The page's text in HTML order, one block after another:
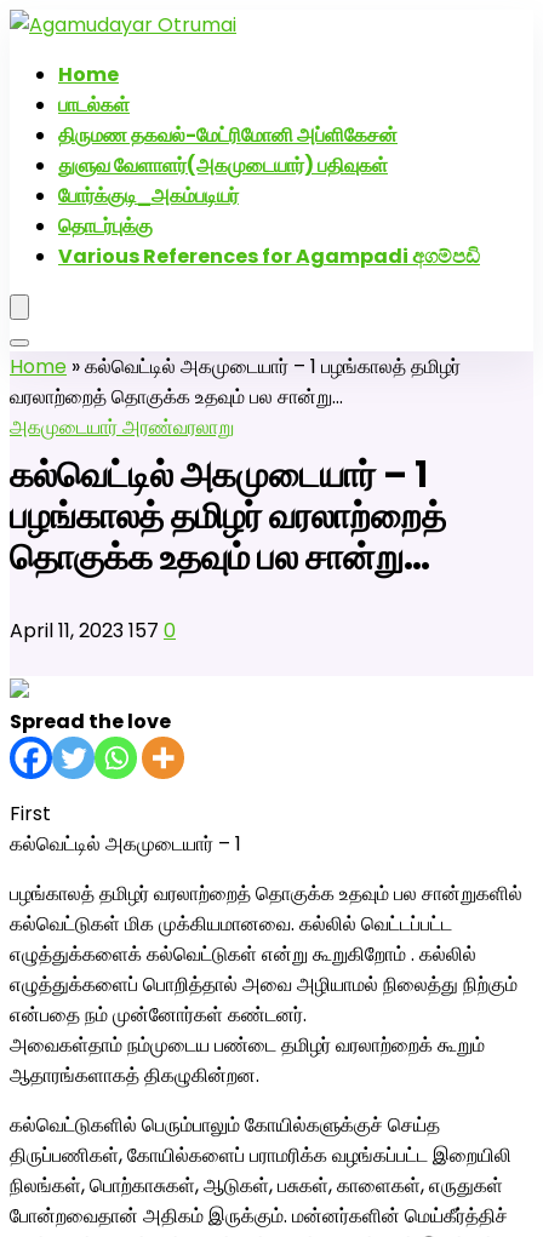
Home
பாடல்கள்
திருமண தகவல்-மேட்ரிமோனி அப்ளிகேசன்
துளுவ வேளாளர்(அகமுடையார்) பதிவுகள்
போர்க்குடி_அகம்படியர்
தொடர்புக்கு
Various References for Agampadi අගම්පඩි
Home »கல்வெட்டில் அகமுடையார் – 1 பழங்காலத் தமிழர்
வரலாற்றைத் தொகுக்க உதவும் பல சான்று…
அகமுடையார் அரண்வரலாறு
கல்வெட்டில் அகமுடையார் – 1
பழங்காலத் தமிழர் வரலாற்றைத்
தொகுக்க உதவும் பல சான்று…
April 11, 2023157 0
Spread the love
First
கல்வெட்டில் அகமுடையார் – 1
பழங்காலத் தமிழர் வரலாற்றைத் தொகுக்க உதவும் பல சான்றுகளில்
கல்வெட்டுகள் மிக முக்கியமானவை. கல்லில் வெட்டப்பட்ட
எழுத்துக்களைக் கல்வெட்டுகள் என்று கூறுகிறோம் . கல்லில்
எழுத்துக்களைப் பொறித்தால் அவை அழியாமல் நிலைத்து நிற்கும்
என்பதை நம் முன்னோர்கள் கண்டனர்.
அவைகள்தாம் நம்முடைய பண்டை தமிழர் வரலாற்றைக் கூறும்
ஆதாரங்களாகத் திகழுகின்றன.
கல்வெட்டுகளில் பெரும்பாலும் கோயில்களுக்குச் செய்த
திருப்பணிகள், கோயில்களைப் பராமரிக்க வழங்கப்பட்ட இறையிலி
நிலங்கள், பொற்காசுகள், ஆடுகள், பசுகள், காளைகள், எருதுகள்
போன்றவைதான் அதிகம் இருக்கும். மன்னர்களின் மெய்கீர்த்திச்
அகமுடையார் திருமண வரன்களுக்கு அகமுடையார்மேட்ரி-